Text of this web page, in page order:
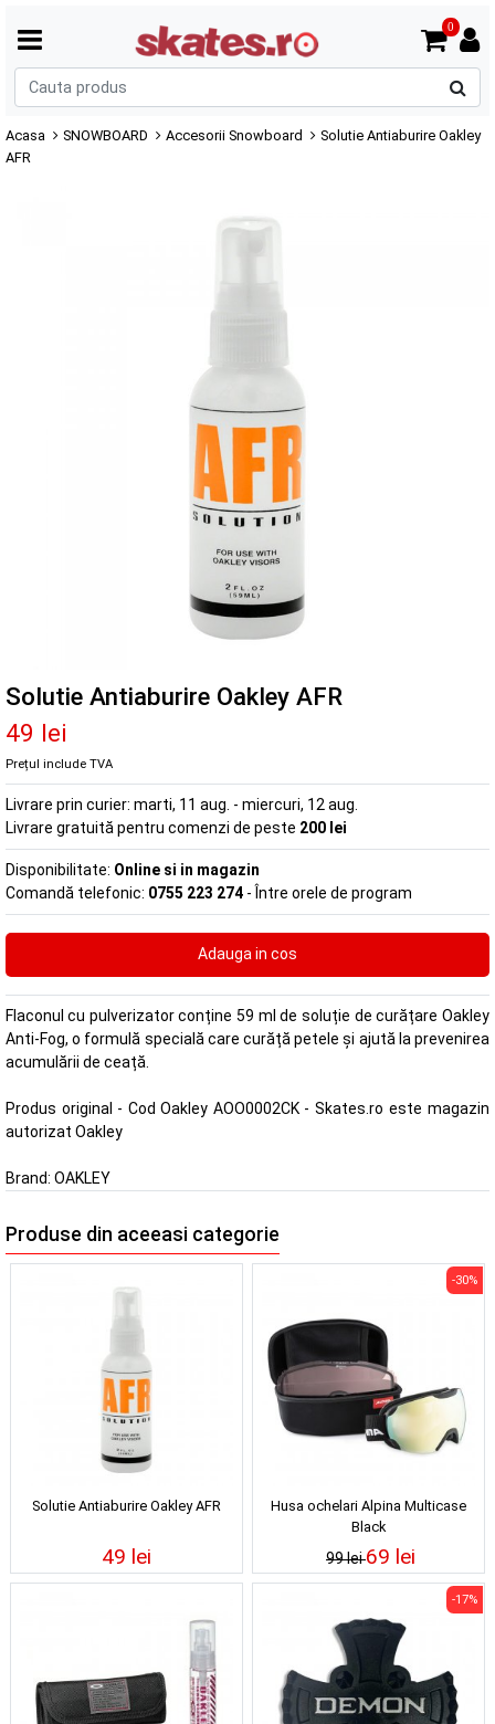
0
Acasa SNOWBOARD Accesorii Snowboard
Solutie Antiaburire Oakley
AFR
Solutie Antiaburire Oakley AFR
49 lei
Prețul include TVA
Livrare prin curier: marti, 11 aug. - miercuri, 12 aug.
Livrare gratuită pentru comenzi de peste 200 lei
Disponibilitate: Online si in magazin
Comandă telefonic: 0755 223 274 - Între orele de program
Flaconul cu pulverizator conține 59 ml de soluție de curățare Oakley
Anti-Fog, o formulă specială care curăță petele și ajută la prevenirea
acumulării de ceață.
Produs original - Cod Oakley AOO0002CK - Skates.ro este magazin
autorizat Oakley
Brand: OAKLEY
Produse din aceeasi categorie
Solutie Antiaburire Oakley AFR
49 lei
Husa ochelari Alpina Multicase
Black
99 lei
-30%
69 lei
-17%